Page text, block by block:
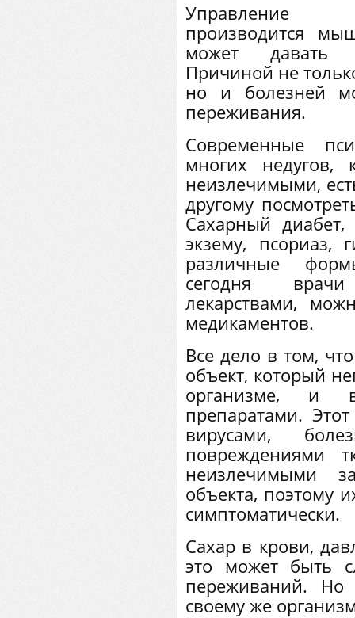
Управление
производится
может давать
Причиной не
но и болезней
переживания.
Современные
многих недугов,
неизлечимыми,
другому
Сахарный диабет,
экзему, псориаз,
различные
сегодня
лекарствами,
медикаментов.
Все дело в том,
объект, который
организме, и
препаратами.
вирусами,
повреждениями
неизлечимыми
объекта, поэтому
симптоматически.
Сахар в крови,
это может быть
переживаний. Но
своему же